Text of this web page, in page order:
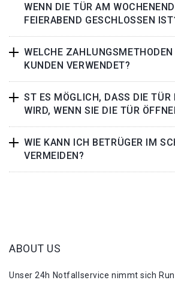
WENN DIE TÜR AM
FEIERABEND GESCHLOSSEN
WELCHE ZAHLUNGSMETHODEN
KUNDEN VERWENDET?
ST ES MÖGLICH, DASS DIE TÜR
WIRD, WENN SIE DIE TÜR
WIE KANN ICH BETRÜGER IM
VERMEIDEN?
ABOUT US
Unser 24h Notfallservice nimmt sich